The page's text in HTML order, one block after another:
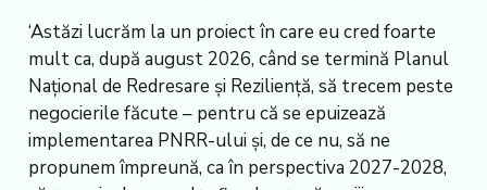
‘Astăzi lucrăm la un proiect în care eu cred foarte
mult ca, după august 2026, când se termină Planul
Național de Redresare și Reziliență, să trecem peste
negocierile făcute – pentru că se epuizează
implementarea PNRR-ului și, de ce nu, să ne
propunem împreună, ca în perspectiva 2027-2028,